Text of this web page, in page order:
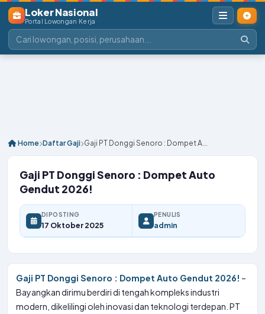
Loker Nasional
Portal Lowongan Kerja
Home Daftar Gaji Gaji PT Donggi Senoro : Dompet A...
Gaji PT Donggi Senoro : Dompet Auto
Gendut 2026!
DIPOSTING
17 Oktober 2025
PENULIS
admin
Gaji PT Donggi Senoro : Dompet Auto Gendut 2026! –
Bayangkan dirimu berdiri di tengah kompleks industri
modern, dikelilingi oleh inovasi dan teknologi terdepan. PT